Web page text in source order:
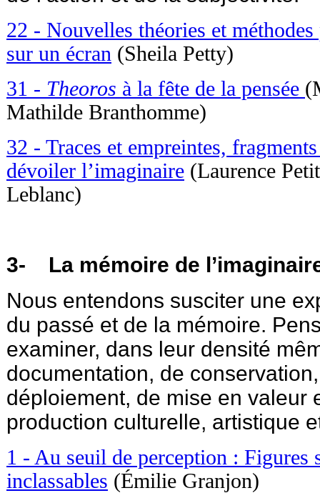
22 - Nouvelles théories et
sur un écran (Sheila Petty)
31 - Theoros à la fête de la pensée
Mathilde Branthomme)
32 - Traces et empreintes,
dévoiler l’imaginaire (Laurence
Leblanc)
3- La mémoire de
Nous entendons susciter une
du passé et de la mémoire.
examiner, dans leur densité
documentation, de
déploiement, de mise en valeur
production culturelle, artistique
1 - Au seuil de perception : Figures
inclassables (Émilie Granjon)